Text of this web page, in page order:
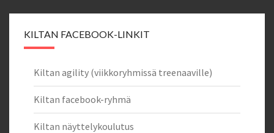
KILTAN FACEBOOK-LINKIT
Kiltan agility (viikkoryhmissä treenaaville)
Kiltan facebook-ryhmä
Kiltan näyttelykoulutus